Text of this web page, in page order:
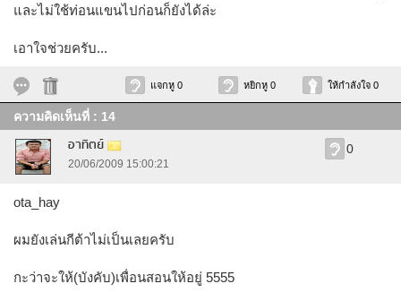
และไม่ใช้ท่อนแขนไปก่อนก็ยังได้ล่ะ
เอาใจช่วยครับ...
แจกหู 0 หยิกหู 0 ให้กำลังใจ 0
ความคิดเห็นที่ : 14
อาทิตย์
20/06/2009 15:00:21
0
ota_hay
ผมยังเล่นกีต้าไม่เป็นเลยครับ
กะว่าจะให้(บังคับ)เพื่อนสอนให้อยู่ 5555